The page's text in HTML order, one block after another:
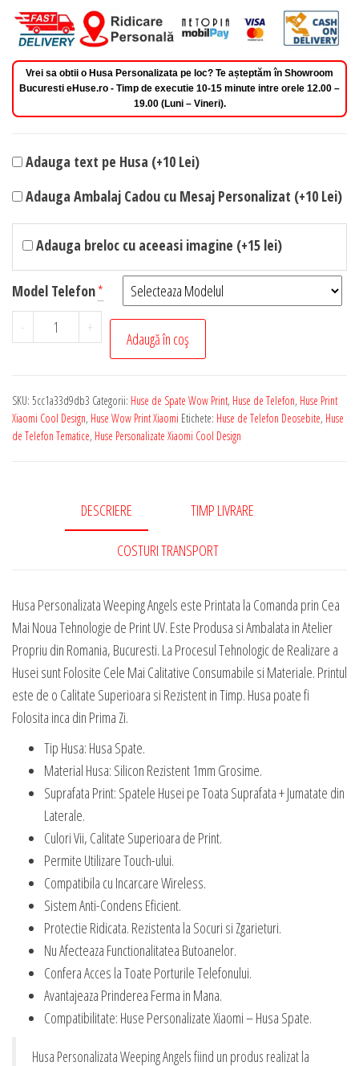
Vrei sa obtii o Husa Personalizata pe loc? Te așteptăm în Showroom
Bucuresti eHuse.ro - Timp de executie 10-15 minute intre orele 12.00 –
19.00 (Luni – Vineri).
Adauga text pe Husa (+10 Lei)
Adauga Ambalaj Cadou cu Mesaj Personalizat (+10 Lei)
Adauga breloc cu aceeasi imagine (+15 lei)
Model Telefon*
-
Cantitate
Husa
Personalizata
pentru
+
Adaugă în coș
SKU: 5cc1a33d9db3 Categorii: Huse de Spate Wow Print, Huse de Telefon, Huse Print
Xiaomi Cool Design, Huse Wow Print Xiaomi Etichete: Huse de Telefon Deosebite, Huse
de Telefon Tematice, Huse Personalizate Xiaomi Cool Design
DESCRIERE TIMP LIVRARE
COSTURI TRANSPORT
Husa Personalizata Weeping Angels este Printata la Comanda prin Cea
Mai Noua Tehnologie de Print UV. Este Produsa si Ambalata in Atelier
Propriu din Romania, Bucuresti. La Procesul Tehnologic de Realizare a
Husei sunt Folosite Cele Mai Calitative Consumabile si Materiale. Printul
este de o Calitate Superioara si Rezistent in Timp. Husa poate fi
Folosita inca din Prima Zi.
Tip Husa: Husa Spate.
Material Husa: Silicon Rezistent 1mm Grosime.
Suprafata Print: Spatele Husei pe Toata Suprafata + Jumatate din
Laterale.
Culori Vii, Calitate Superioara de Print.
Permite Utilizare Touch-ului.
Compatibila cu Incarcare Wireless.
Sistem Anti-Condens Eficient.
Protectie Ridicata. Rezistenta la Socuri si Zgarieturi.
Nu Afecteaza Functionalitatea Butoanelor.
Confera Acces la Toate Porturile Telefonului.
Avantajeaza Prinderea Ferma in Mana.
Compatibilitate: Huse Personalizate Xiaomi – Husa Spate.
Husa Personalizata Weeping Angels fiind un produs realizat la